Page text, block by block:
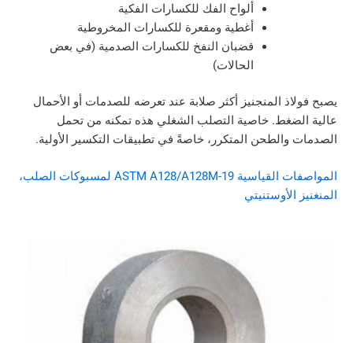
ألواح الفك للكسارات الفكية
أغطية ومقعرة للكسارات المخروطية
قضبان النفخ للكسارات الصدمية (في بعض
المنجنيز أكثر صلابة عند تعرضه للصدمات أو الأحمال
خاصية التصلب الشغلي هذه تمكنه من تحمل
المتكرر، خاصةً في تطبيقات التكسير الأولية.
المواصفات القياسية ASTM A128/A128M-19 لمسبوكات الصلب،